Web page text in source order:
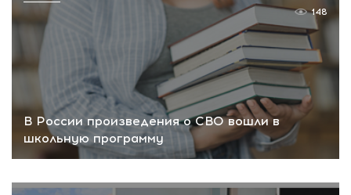
В России произведения о СВО вошли в
школьную программу
148